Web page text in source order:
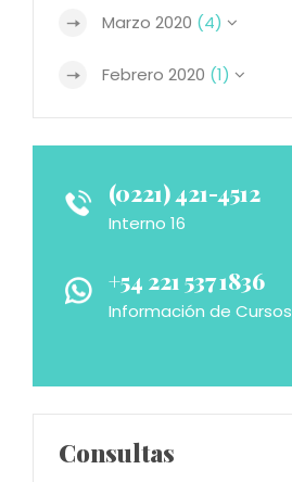
Marzo 2020 (4)
Febrero 2020 (1)
(0221) 421-4512
Interno 16
+54 221 537 1836
Información de Cursos
Consultas